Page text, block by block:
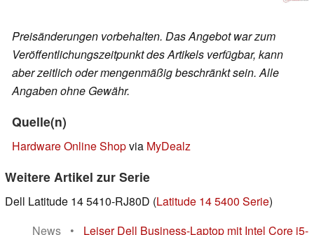
Preisänderungen vorbehalten. Das Angebot war zum
Veröffentlichungszeitpunkt des Artikels verfügbar, kann
aber zeitlich oder mengenmäßig beschränkt sein. Alle
Angaben ohne Gewähr.
Quelle(n)
Hardware Online Shopvia MyDealz
Weitere Artikel zur Serie
Dell Latitude 14 5410-RJ80D (Latitude 14 5400 Serie)
News
• Leiser Dell Business-Laptop mit Intel Core i5-